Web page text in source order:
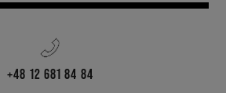
+48 12 681 84 84